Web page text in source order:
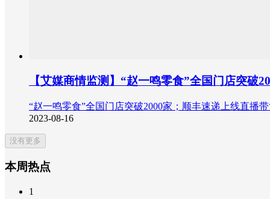
【艾媒商情监测】“赵一鸣零食”全国门店突破
“赵一鸣零食”全国门店突破2000家；顺丰速递上线直播
2023-08-16
没有更多
本周热点
1